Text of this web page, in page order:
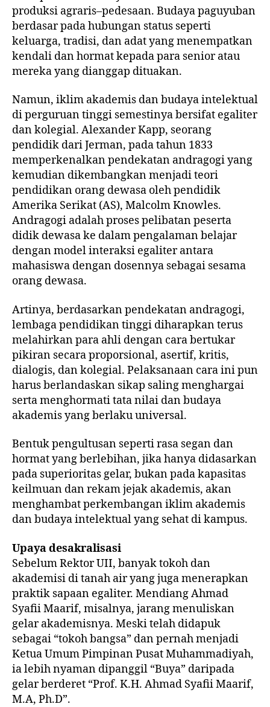
produksi agraris–pedesaan. Budaya paguyuban
berdasar pada hubungan status seperti
keluarga, tradisi, dan adat yang menempatkan
kendali dan hormat kepada para senior atau
mereka yang dianggap dituakan.
Namun, iklim akademis dan budaya intelektual
di perguruan tinggi semestinya bersifat egaliter
dan kolegial. Alexander Kapp, seorang
pendidik dari Jerman, pada tahun 1833
memperkenalkan pendekatan andragogi yang
kemudian dikembangkan menjadi teori
pendidikan orang dewasa oleh pendidik
Amerika Serikat (AS), Malcolm Knowles.
Andragogi adalah proses pelibatan peserta
didik dewasa ke dalam pengalaman belajar
dengan model interaksi egaliter antara
mahasiswa dengan dosennya sebagai sesama
orang dewasa.
Artinya, berdasarkan pendekatan andragogi,
lembaga pendidikan tinggi diharapkan terus
melahirkan para ahli dengan cara bertukar
pikiran secara proporsional, asertif, kritis,
dialogis, dan kolegial. Pelaksanaan cara ini pun
harus berlandaskan sikap saling menghargai
serta menghormati tata nilai dan budaya
akademis yang berlaku universal.
Bentuk pengultusan seperti rasa segan dan
hormat yang berlebihan, jika hanya didasarkan
pada superioritas gelar, bukan pada kapasitas
keilmuan dan rekam jejak akademis, akan
menghambat perkembangan iklim akademis
dan budaya intelektual yang sehat di kampus.
Upaya desakralisasi
Sebelum Rektor UII, banyak tokoh dan
akademisi di tanah air yang juga menerapkan
praktik sapaan egaliter. Mendiang Ahmad
Syafii Maarif, misalnya, jarang menuliskan
gelar akademisnya. Meski telah didapuk
sebagai “tokoh bangsa” dan pernah menjadi
Ketua Umum Pimpinan Pusat Muhammadiyah,
ia lebih nyaman dipanggil “Buya” daripada
gelar berderet “Prof. K.H. Ahmad Syafii Maarif,
M.A, Ph.D”.